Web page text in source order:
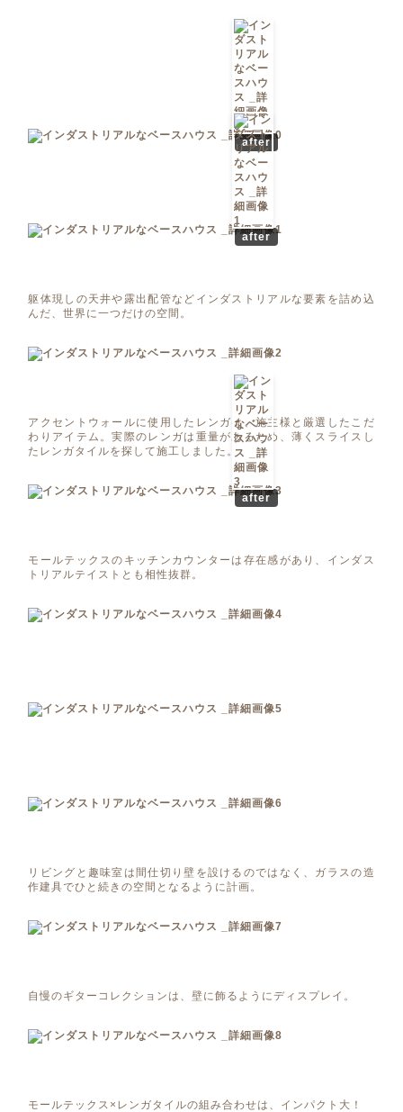
after
after
躯体現しの天井や露出配管などインダストリアルな要素を詰め込
んだ、世界に一つだけの空間。
アクセントウォールに使用したレンガは、施主様と厳選したこだ
わりアイテム。実際のレンガは重量があるため、薄くスライスし
たレンガタイルを探して施工しました。
after
モールテックスのキッチンカウンターは存在感があり、インダス
トリアルテイストとも相性抜群。
リビングと趣味室は間仕切り壁を設けるのではなく、ガラスの造
作建具でひと続きの空間となるように計画。
自慢のギターコレクションは、壁に飾るようにディスプレイ。
モールテックス×レンガタイルの組み合わせは、インパクト大！